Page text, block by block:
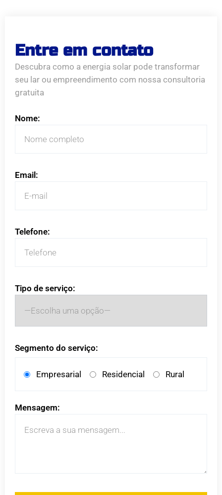
Entre em contato
Descubra como a energia solar pode transformar
seu lar ou empreendimento com nossa consultoria
gratuita
Nome:
Email:
Telefone:
Tipo de serviço:
Segmento do serviço:
Empresarial Residencial Rural
Mensagem: